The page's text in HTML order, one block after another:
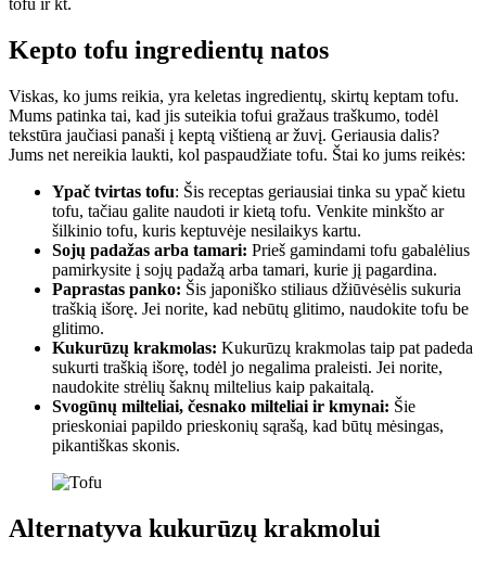
tofu ir kt.
Kepto tofu ingredientų natos
Viskas, ko jums reikia, yra keletas ingredientų, skirtų keptam tofu.
Mums patinka tai, kad jis suteikia tofui gražaus traškumo, todėl
tekstūra jaučiasi panaši į keptą vištieną ar žuvį. Geriausia dalis?
Jums net nereikia laukti, kol paspaudžiate tofu. Štai ko jums reikės:
Ypač tvirtas tofu: Šis receptas geriausiai tinka su ypač kietu
tofu, tačiau galite naudoti ir kietą tofu. Venkite minkšto ar
šilkinio tofu, kuris keptuvėje nesilaikys kartu.
Sojų padažas arba tamari: Prieš gamindami tofu gabalėlius
pamirkysite į sojų padažą arba tamari, kurie jį pagardina.
Paprastas panko: Šis japoniško stiliaus džiūvėsėlis sukuria
traškią išorę. Jei norite, kad nebūtų glitimo, naudokite tofu be
glitimo.
Kukurūzų krakmolas: Kukurūzų krakmolas taip pat padeda
sukurti traškią išorę, todėl jo negalima praleisti. Jei norite,
naudokite strėlių šaknų miltelius kaip pakaitalą.
Svogūnų milteliai, česnako milteliai ir kmynai: Šie
prieskoniai papildo prieskonių sąrašą, kad būtų mėsingas,
pikantiškas skonis.
Alternatyva kukurūzų krakmolui